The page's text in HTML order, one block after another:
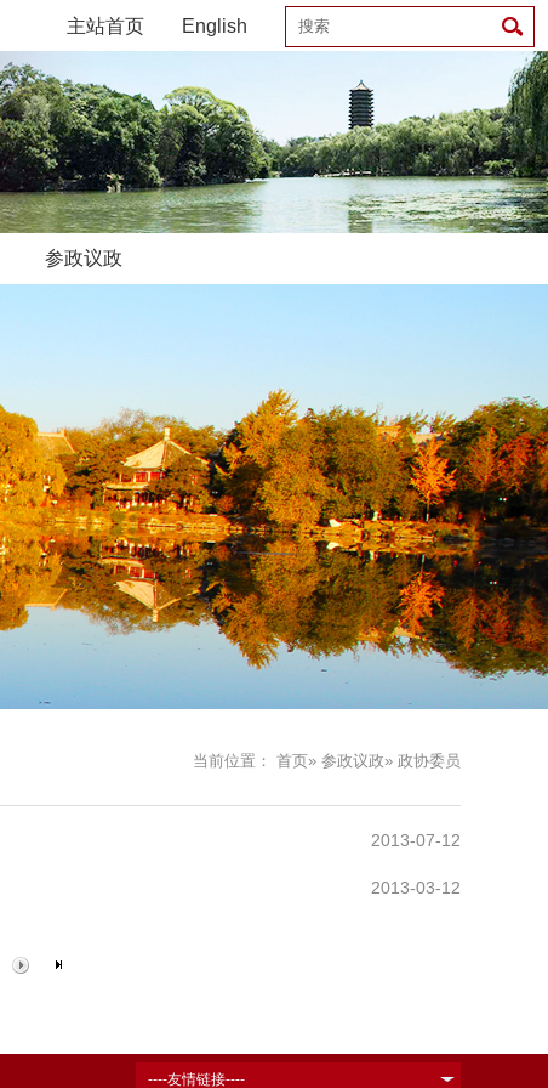
主站首页 English
参政议政
当前位置： 首页» 参政议政» 政协委员
2013-07-12
2013-03-12
----友情链接----